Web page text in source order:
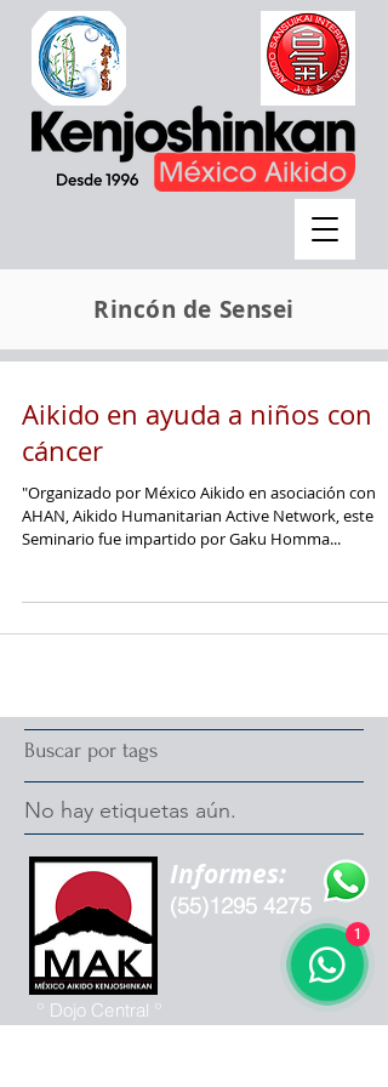
Rincón de Sensei
Aikido en ayuda a niños con
cáncer
"Organizado por México Aikido en asociación con
AHAN, Aikido Humanitarian Active Network, este
Seminario fue impartido por Gaku Homma...
Buscar por tags
No hay etiquetas aún.
Informes:
(55)1295 4275
º Dojo Central º
San Bernardino
1